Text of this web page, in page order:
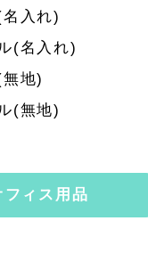
入れ)
(名入れ)
地)
(無地)
ィス用品